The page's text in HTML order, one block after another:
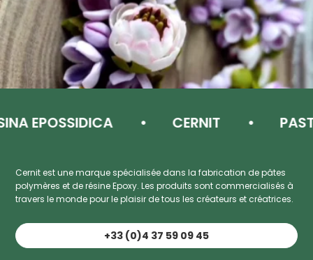
EPOSSIDICA CERNIT PASTA
Cernit est une marque spécialisée dans la fabrication de pâtes
polymères et de résine Epoxy. Les produits sont commercialisés à
travers le monde pour le plaisir de tous les créateurs et créatrices.
+33 (0)4 37 59 09 45